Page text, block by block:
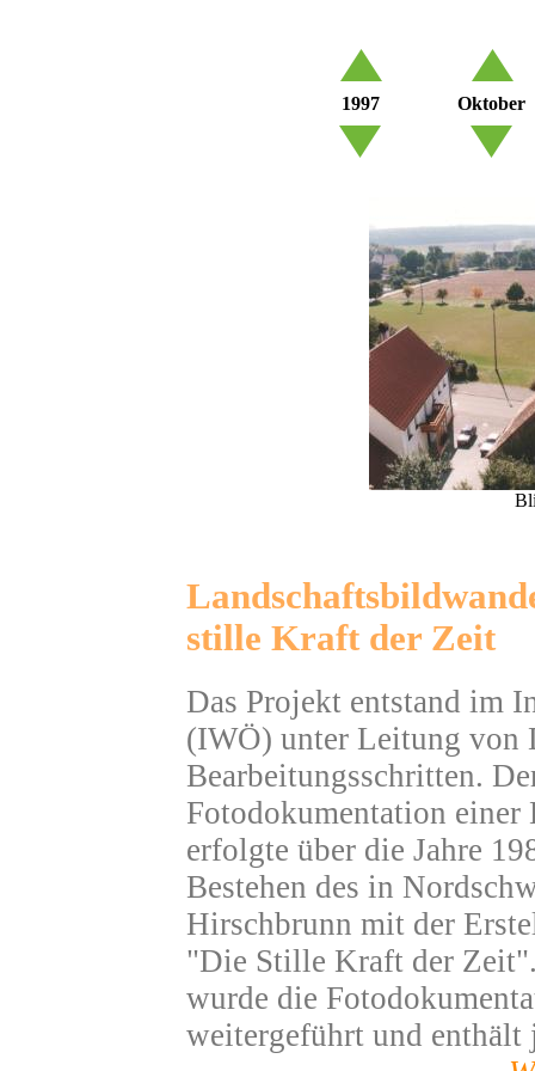
1997 Oktober
stille Kraft der Zeit
Das Projekt entstand im
(IWÖ) unter Leitung von
Bearbeitungsschritten.
Fotodokumentation
erfolgte über die Jahre
Bestehen des in
Hirschbrunn mit der
"Die Stille Kraft der
wurde die
weitergeführt und